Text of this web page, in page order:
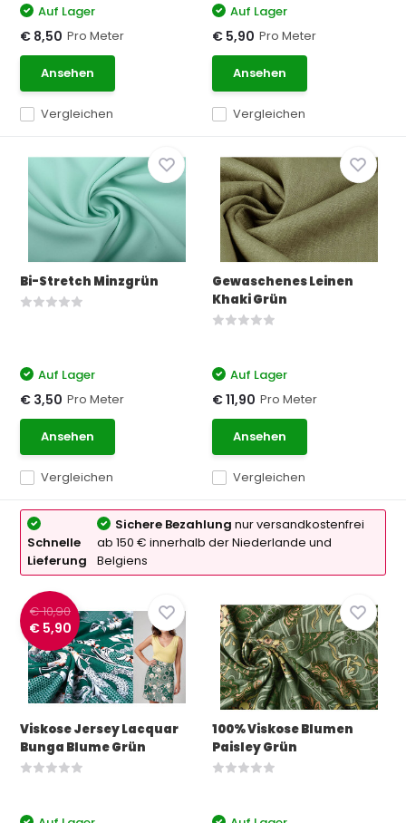
Vergleichen
Auf Lager
€ 8,50 Pro Meter
Ansehen
Vergleichen
Auf Lager
€ 5,90 Pro Meter
Ansehen
Bi-Stretch Minzgrün
Vergleichen
Auf Lager
€ 3,50 Pro Meter
Ansehen
Gewaschenes Leinen
Khaki Grün
Vergleichen
Auf Lager
€ 11,90 Pro Meter
Ansehen
Schnelle
Lieferung
Sichere Bezahlung nur versandkostenfrei
ab 150 € innerhalb der Niederlande und
Belgiens
€ 10,90
€ 5,90
Viskose Jersey Lacquar
Bunga Blume Grün
100% Viskose Blumen
Paisley Grün